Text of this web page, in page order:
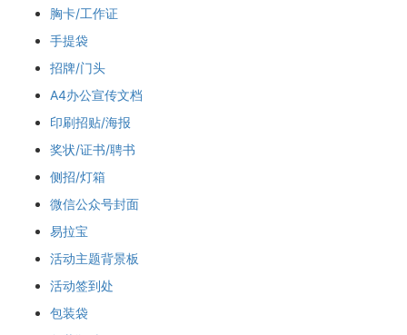
胸卡/工作证
手提袋
招牌/门头
A4办公宣传文档
印刷招贴/海报
奖状/证书/聘书
侧招/灯箱
微信公众号封面
易拉宝
活动主题背景板
活动签到处
包装袋